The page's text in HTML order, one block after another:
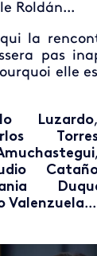
Roldán...
la
pas
elle
Luzardo,
,
Valenzuela...